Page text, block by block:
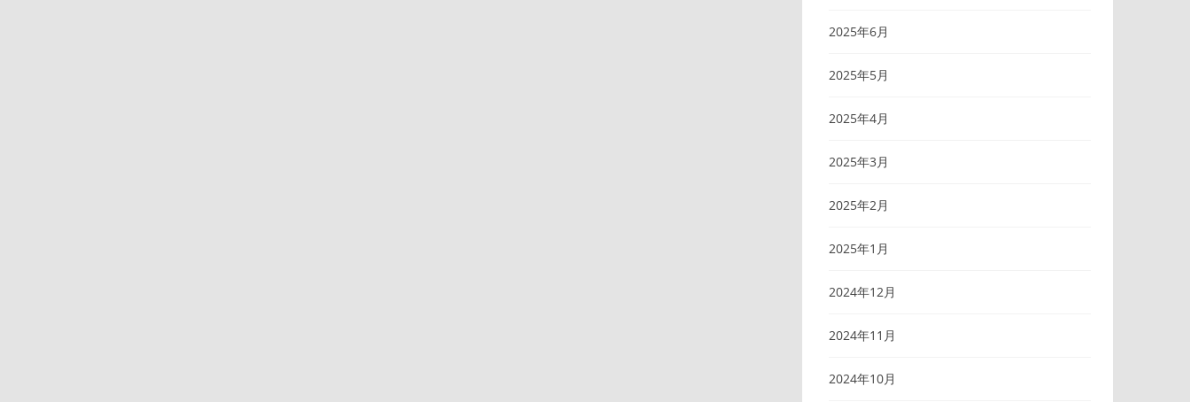
2025年6月
2025年5月
2025年4月
2025年3月
2025年2月
2025年1月
2024年12月
2024年11月
2024年10月